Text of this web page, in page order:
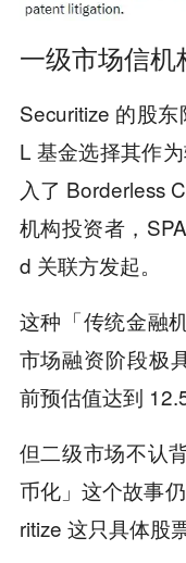
一级市场信
Securitize 的股
L 基金选择其作
入了 Borderless
机构投资者，
d 关联方发起。
这种「传统金融
市场融资阶段极
前预估值达到
但二级市场不认
币化」这个故事
ritize 这只具体股